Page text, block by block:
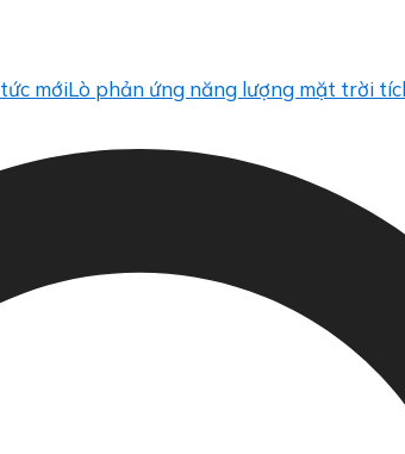
Lò phản ứng năng lượng mặt trời tích hợp: